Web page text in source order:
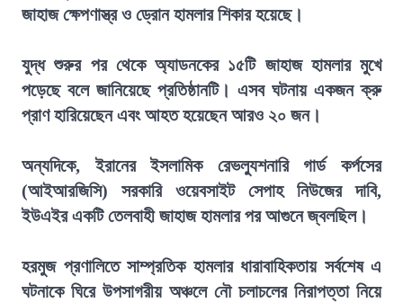
জাহাজ ক্ষেপণাস্ত্র ও ড্রোন হামলার শিকার হয়েছে।
যুদ্ধ শুরুর পর থেকে অ্যাডনকের ১৫টি জাহাজ হামলার মুখে
পড়েছে বলে জানিয়েছে প্রতিষ্ঠানটি। এসব ঘটনায় একজন ক্রু
প্রাণ হারিয়েছেন এবং আহত হয়েছেন আরও ২০ জন।
অন্যদিকে, ইরানের ইসলামিক রেভল্যুশনারি গার্ড কর্পসের
(আইআরজিসি) সরকারি ওয়েবসাইট সেপাহ নিউজের দাবি,
ইউএইর একটি তেলবাহী জাহাজ হামলার পর আগুনে জ্বলছিল।
হরমুজ প্রণালিতে সাম্প্রতিক হামলার ধারাবাহিকতায় সর্বশেষ এ
ঘটনাকে ঘিরে উপসাগরীয় অঞ্চলে নৌ চলাচলের নিরাপত্তা নিয়ে